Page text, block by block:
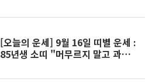
[오늘의 운세] 9월 16일 띠별 운세 :
85년생 소띠 "머무르지 말고 과감히